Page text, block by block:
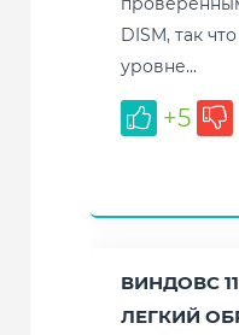
DISM, так
уровне...
+5
ВИНДОВС 11
ЛЕГКИЙ